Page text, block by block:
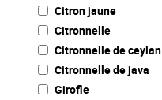
Citron jaune
Citronnelle
Citronnelle de ceylan
Citronnelle de java
Girofle